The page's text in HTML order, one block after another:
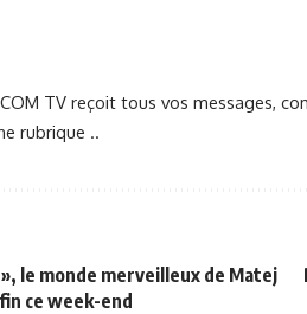
TV reçoit tous vos messages,
rubrique ..
le monde merveilleux de Matej
ce week-end